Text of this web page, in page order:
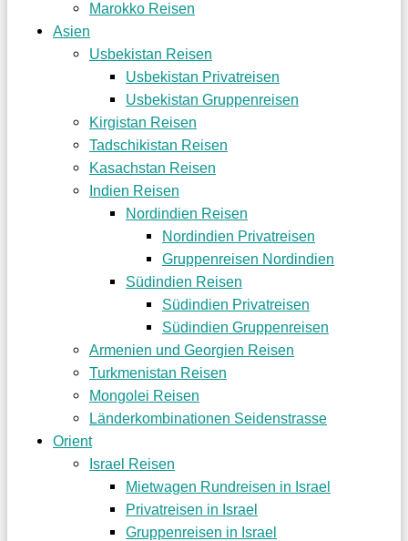
Marokko Reisen
Asien
Usbekistan Reisen
Usbekistan Privatreisen
Usbekistan Gruppenreisen
Kirgistan Reisen
Tadschikistan Reisen
Kasachstan Reisen
Indien Reisen
Nordindien Reisen
Nordindien Privatreisen
Gruppenreisen Nordindien
Südindien Reisen
Südindien Privatreisen
Südindien Gruppenreisen
Armenien und Georgien Reisen
Turkmenistan Reisen
Mongolei Reisen
Länderkombinationen Seidenstrasse
Orient
Israel Reisen
Mietwagen Rundreisen in Israel
Privatreisen in Israel
Gruppenreisen in Israel